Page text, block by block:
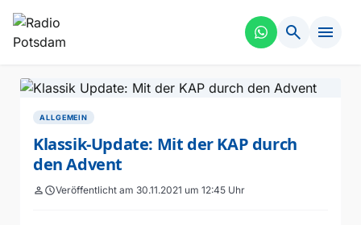
search menu
ALLGEMEIN
Klassik-Update: Mit der KAP durch
den Advent
personscheduleVeröffentlicht am 30.11.2021 um 12:45 Uhr